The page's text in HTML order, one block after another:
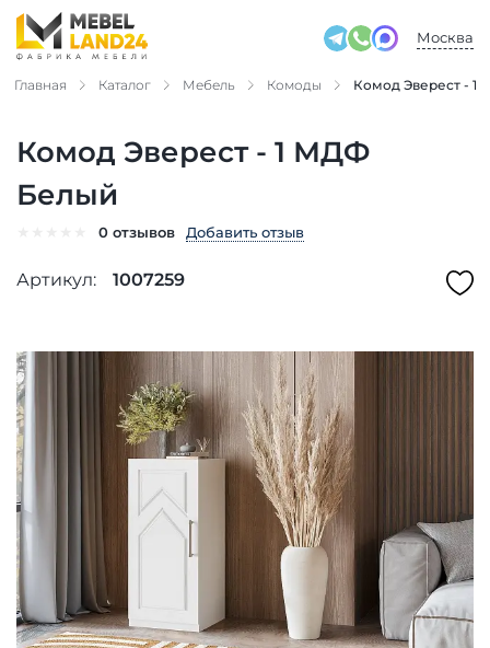
Москва
Главная Каталог Мебель Комоды Комод Эверест -
Комод Эверест - 1 МДФ
Белый
0 отзывов Добавить отзыв
Артикул: 1007259